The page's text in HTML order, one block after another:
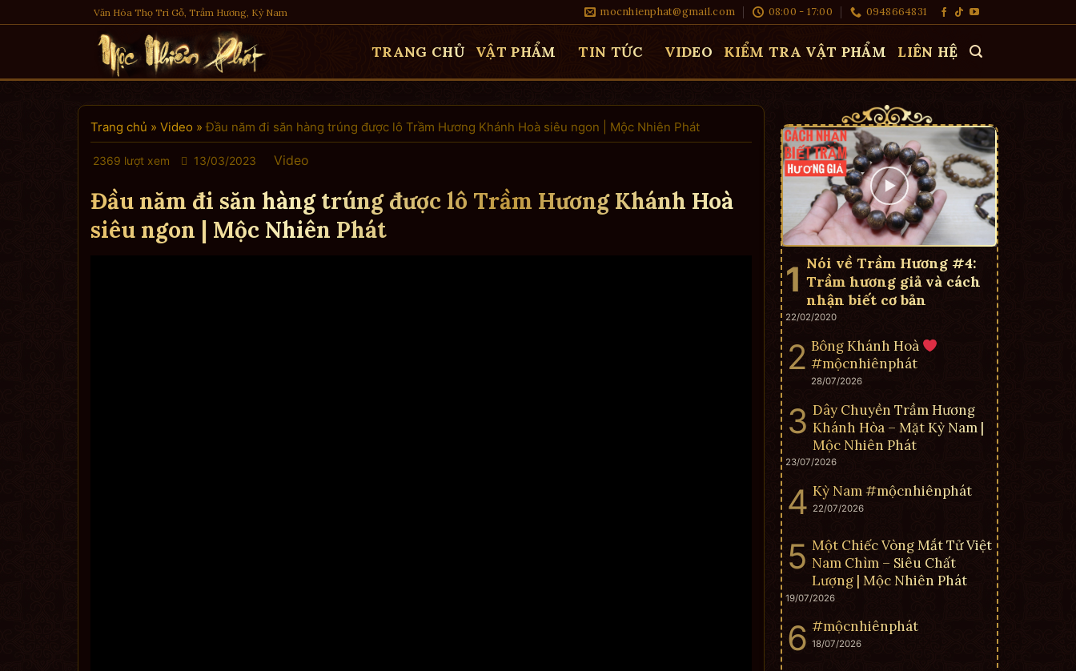
to
Văn Hóa Thọ Trì Gỗ, Trầm Hương, Kỳ Nam mocnhienphat@gmail.com 08:00 - 17:00 0948664831
TRANG CHỦ VẬT PHẨM TIN TỨC VIDEO KIỂM TRA VẬT PHẨM LIÊN HỆ
Trang chủ » Video »Đầu năm đi săn hàng trúng được lô Trầm Hương Khánh Hoà siêu ngon | Mộc Nhiên Phát
2369 lượt xem 13/03/2023 Video
Đầu năm đi săn hàng trúng được lô Trầm Hương Khánh Hoà
siêu ngon | Mộc Nhiên Phát
Nói về Trầm Hương #4:
Trầm hương giả và cách
nhận biết cơ bản
22/02/2020
Bông Khánh Hoà
#mộcnhiênphát
28/07/2026
Dây Chuyền Trầm Hương
Khánh Hòa – Mặt Kỳ Nam |
Mộc Nhiên Phát
23/07/2026
Kỳ Nam #mộcnhiênphát
22/07/2026
Một Chiếc Vòng Mắt Tử Việt
Nam Chìm – Siêu Chất
Lượng | Mộc Nhiên Phát
19/07/2026
#mộcnhiênphát
18/07/2026